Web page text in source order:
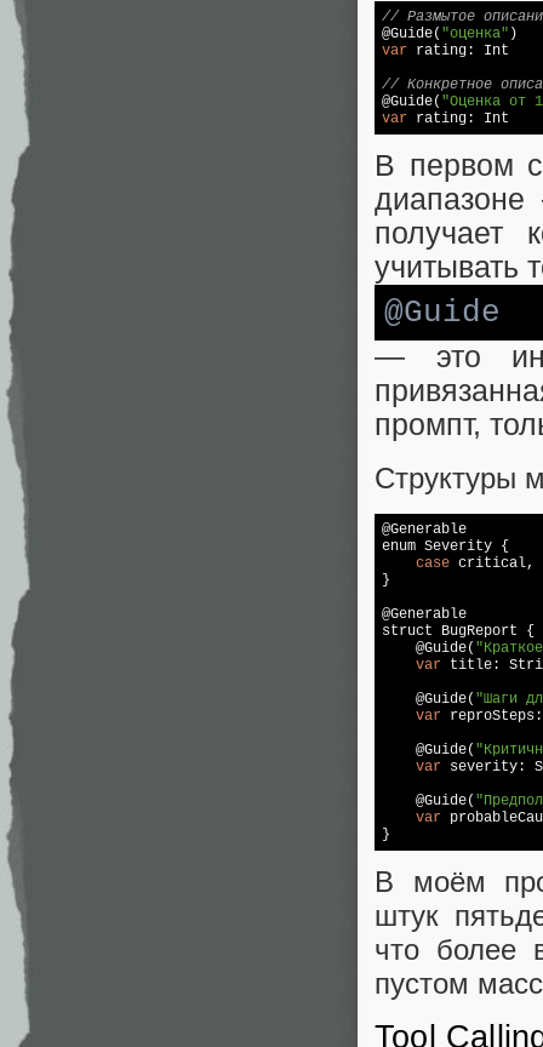
// Размытое
@Guide( "оценка"
var rating: Int
// Конкретное
@Guide( "Оценка от
var
В первом
учитывать
@Guide
— это
промпт,
Структуры
@Generable
enum Severity {
case critical,
}
@Generable
struct BugReport {
    @Guide(
var title:
    @Guide(
"Шаги
var
    @Guide(
var severity:
    @Guide(
var
В моём
штук
что более
пустом
Tool